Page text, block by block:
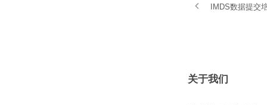
IMDS数据提
关于我们